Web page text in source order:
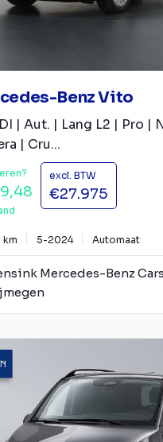
Benz Vito
| Aut. | Lang L2 | Pro |
| Cru...
excl. BTW
€27.975
km 5-2024 Automaat
Mercedes-Benz